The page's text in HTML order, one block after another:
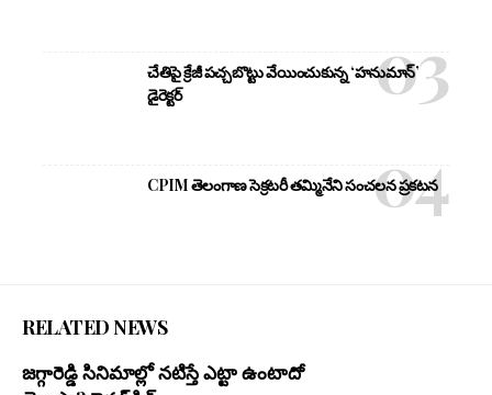
చేతిపై క్రేజీ పచ్చబొట్టు వేయించుకున్న ‘హనుమాన్’
డైరెక్టర్
CPIM తెలంగాణ సెక్రటరీ తమ్మినేని సంచలన ప్రకటన
RELATED NEWS
జగ్గారెడ్డి సినిమాల్లో నటిస్తే ఎట్టా ఉంటాదో